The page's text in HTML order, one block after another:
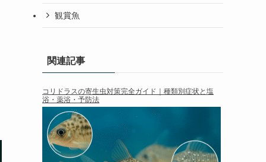
観賞魚
関連記事
コリドラスの寄生虫対策完全ガイド｜種類別症状と塩
浴・薬浴・予防法